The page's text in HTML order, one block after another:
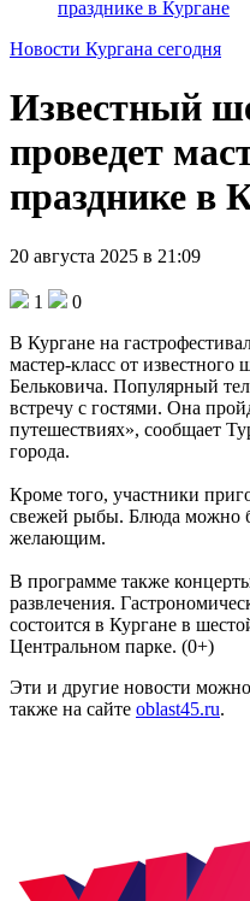
празднике в Кургане
Новости Кургана сегодня
Известный
проведет
празднике в
20 августа 2025 в 21:09
1
0
В Кургане на
мастер-класс от
Бельковича. Популярный
встречу с гостями. Она
путешествиях», сообщает
города.
Кроме того, участники
свежей рыбы. Блюда можно
желающим.
В программе также
развлечения.
состоится в Кургане в
Центральном парке. (0+)
Эти и другие новости
также на сайте oblast45.ru.